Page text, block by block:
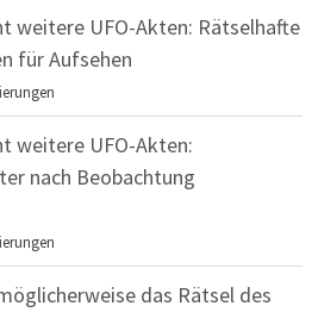
weitere UFO-Akten: Rätselhafte
für Aufsehen
weitere UFO-Akten:
nach Beobachtung
das Rätsel des